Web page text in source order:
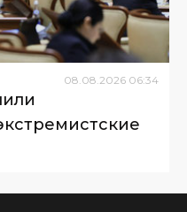
08.08.2026 06:34